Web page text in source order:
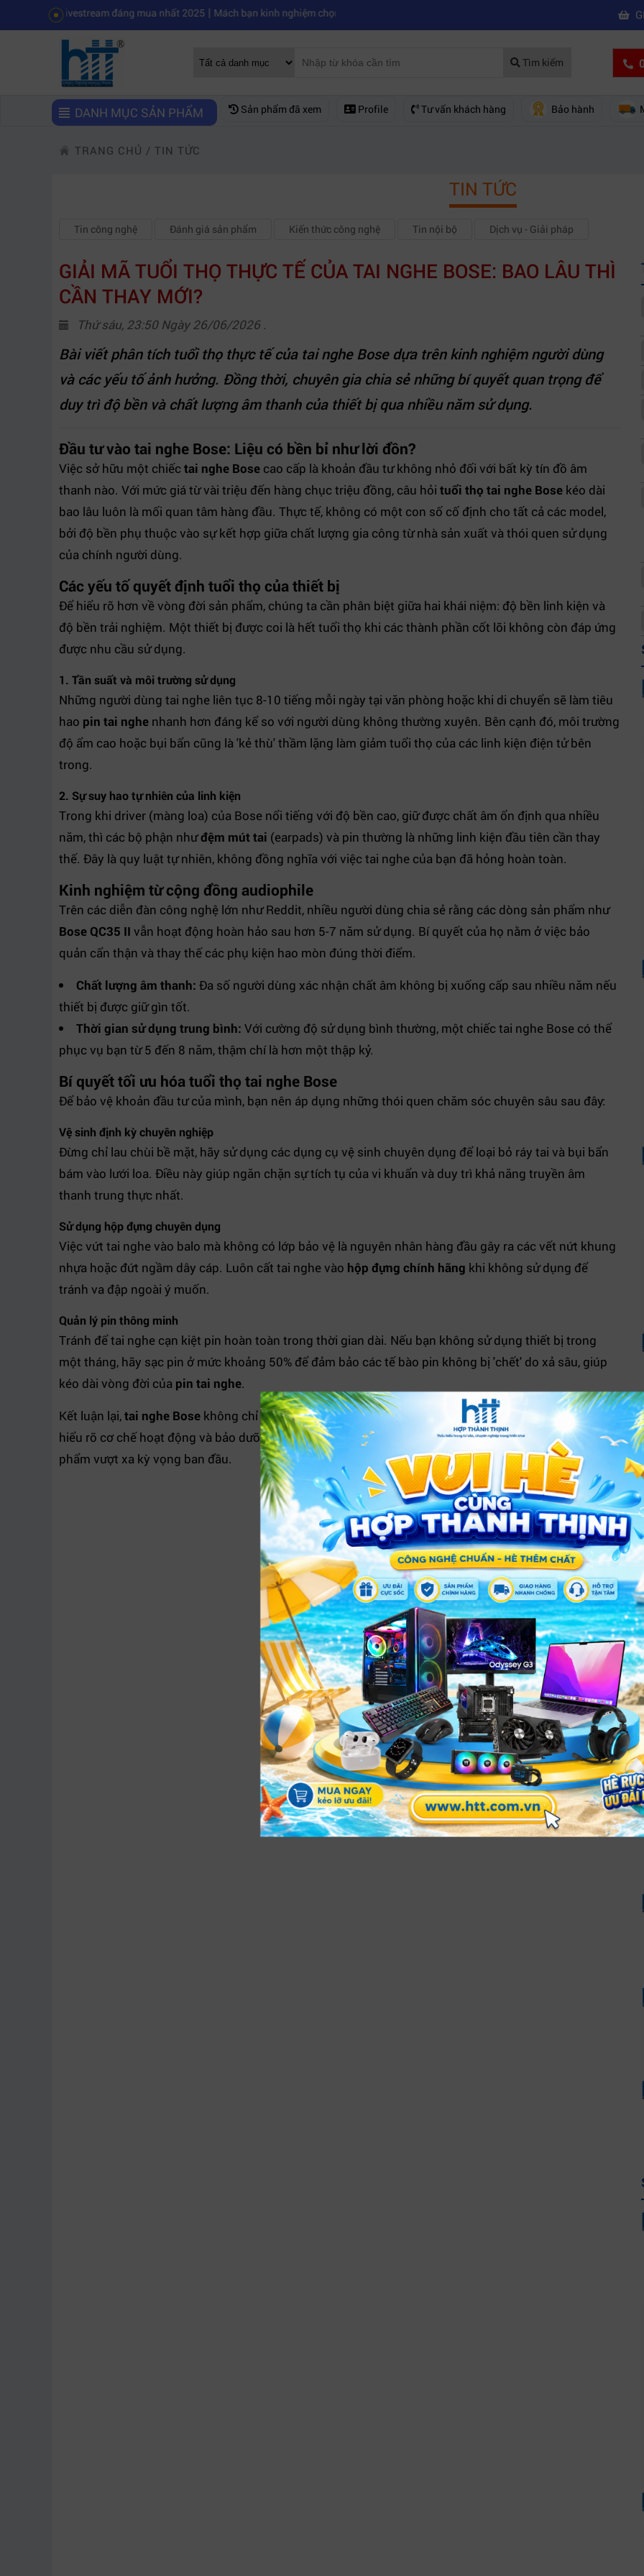
đáng mua nhất 2025|Mách bạn kinh nghiệm chọn mua máy quay phim chuyên nghiệp Mua máy quay phim hd giá rẻ nên mua
Tìm kiếm
DANH MỤC SẢN PHẨM Sản phẩm đã xem Profile Tư vấn khách hàng Bảo hành
TRANG CHỦ / TIN TỨC
TIN TỨC
Tin công nghệ Đánh giá sản phẩm Kiến thức công nghệ Tin nội bộ Dịch vụ - Giải pháp
GIẢI MÃ TUỔI THỌ THỰC TẾ CỦA TAI NGHE BOSE: BAO LÂU THÌ
CẦN THAY MỚI?
Thứ sáu, 23:50 Ngày 26/06/2026 .
Bài viết phân tích tuổi thọ thực tế của tai nghe Bose dựa trên kinh nghiệm người dùng
và các yếu tố ảnh hưởng. Đồng thời, chuyên gia chia sẻ những bí quyết quan trọng để
duy trì độ bền và chất lượng âm thanh của thiết bị qua nhiều năm sử dụng.
Đầu tư vào tai nghe Bose: Liệu có bền bỉ như lời đồn?
Việc sở hữu một chiếctai nghe Bose cao cấp là khoản đầu tư không nhỏ đối với bất kỳ tín đồ âm
thanh nào. Với mức giá từ vài triệu đến hàng chục triệu đồng, câu hỏi tuổi thọ tai nghe Bose kéo dài
bao lâu luôn là mối quan tâm hàng đầu. Thực tế, không có một con số cố định cho tất cả các model,
bởi độ bền phụ thuộc vào sự kết hợp giữa chất lượng gia công từ nhà sản xuất và thói quen sử dụng
của chính người dùng.
Các yếu tố quyết định tuổi thọ của thiết bị
Để hiểu rõ hơn về vòng đời sản phẩm, chúng ta cần phân biệt giữa hai khái niệm: độ bền linh kiện và
độ bền trải nghiệm. Một thiết bị được coi là hết tuổi thọ khi các thành phần cốt lõi không còn đáp ứng
được nhu cầu sử dụng.
1. Tần suất và môi trường sử dụng
Những người dùng tai nghe liên tục 8-10 tiếng mỗi ngày tại văn phòng hoặc khi di chuyển sẽ làm tiêu
hao pin tai nghe nhanh hơn đáng kể so với người dùng không thường xuyên. Bên cạnh đó, môi trường
độ ẩm cao hoặc bụi bẩn cũng là 'kẻ thù' thầm lặng làm giảm tuổi thọ của các linh kiện điện tử bên
trong.
2. Sự suy hao tự nhiên của linh kiện
Trong khi driver (màng loa) của Bose nổi tiếng với độ bền cao, giữ được chất âm ổn định qua nhiều
năm, thì các bộ phận nhưđệm mút tai (earpads) và pin thường là những linh kiện đầu tiên cần thay
thế. Đây là quy luật tự nhiên, không đồng nghĩa với việc tai nghe của bạn đã hỏng hoàn toàn.
Kinh nghiệm từ cộng đồng audiophile
Trên các diễn đàn công nghệ lớn như Reddit, nhiều người dùng chia sẻ rằng các dòng sản phẩm như
Bose QC35 II vẫn hoạt động hoàn hảo sau hơn 5-7 năm sử dụng. Bí quyết của họ nằm ở việc bảo
quản cẩn thận và thay thế các phụ kiện hao mòn đúng thời điểm.
Chất lượng âm thanh: Đa số người dùng xác nhận chất âm không bị xuống cấp sau nhiều năm nếu
thiết bị được giữ gìn tốt.
Thời gian sử dụng trung bình: Với cường độ sử dụng bình thường, một chiếc tai nghe Bose có thể
phục vụ bạn từ 5 đến 8 năm, thậm chí là hơn một thập kỷ.
Bí quyết tối ưu hóa tuổi thọ tai nghe Bose
Để bảo vệ khoản đầu tư của mình, bạn nên áp dụng những thói quen chăm sóc chuyên sâu sau đây:
Vệ sinh định kỳ chuyên nghiệp
Đừng chỉ lau chùi bề mặt, hãy sử dụng các dụng cụ vệ sinh chuyên dụng để loại bỏ ráy tai và bụi bẩn
bám vào lưới loa. Điều này giúp ngăn chặn sự tích tụ của vi khuẩn và duy trì khả năng truyền âm
thanh trung thực nhất.
Sử dụng hộp đựng chuyên dụng
Việc vứt tai nghe vào balo mà không có lớp bảo vệ là nguyên nhân hàng đầu gây ra các vết nứt khung
nhựa hoặc đứt ngầm dây cáp. Luôn cất tai nghe vào hộp đựng chính hãng khi không sử dụng để
tránh va đập ngoài ý muốn.
Quản lý pin thông minh
Tránh để tai nghe cạn kiệt pin hoàn toàn trong thời gian dài. Nếu bạn không sử dụng thiết bị trong
một tháng, hãy sạc pin ở mức khoảng 50% để đảm bảo các tế bào pin không bị 'chết' do xả sâu, giúp
kéo dài vòng đời của pin tai nghe.
Kết luận lại,tai nghe Bose không chỉ là một thiết bị giải trí mà là một khoản đầu tư dài hạn. Bằng cách
hiểu rõ cơ chế hoạt động và bảo dưỡng đúng cách, bạn hoàn toàn có thể kéo dài tuổi thọ của sản
phẩm vượt xa kỳ vọng ban đầu.